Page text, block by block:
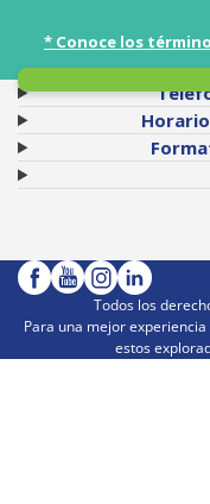
* Conoce los
Todos los
Para una mejor
estos